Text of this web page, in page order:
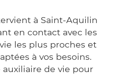
à Saint-Aquilin
en contact avec les
les plus proches et
à vos besoins.
auxiliaire de vie pour